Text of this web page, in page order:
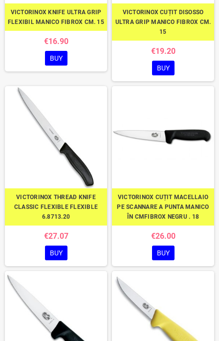
VICTORINOX KNIFE ULTRA GRIP
FLEXIBIL MANICO FIBROX CM. 15
€16.90
BUY
VICTORINOX CUȚIT DISOSSO
ULTRA GRIP MANICO FIBROX CM.
15
€19.20
BUY
VICTORINOX THREAD KNIFE
CLASSIC FLEXIBLE FLEXIBLE
6.8713.20
€27.07
BUY
VICTORINOX CUȚIT MACELLAIO
PE SCANNARE A PUNTA MANICO
ÎN CMFIBROX NEGRU . 18
€26.00
BUY